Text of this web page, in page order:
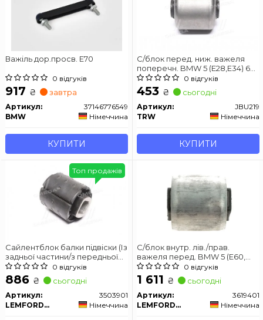
Важіль дор.просв. E70
0 відгуків
917 ₴ завтра
Артикул:
37146776549
BMW
Німеччина
КУПИТИ
С/блок перед. ниж. важеля
поперечн. BMW 5 (E28,E34) 6
(E24), 7 (E32), X3 (E83), X5 (E53)
81-
0 відгуків
453 ₴ сьогодні
Артикул:
JBU219
TRW
Німеччина
КУПИТИ
Сайлентблок балки підвіски (Із
задньої частини/з передньої
сторони) Лів/Прав BMW 5
(E60), 5 (E61), 6 (E63), 6 (E64) 2.0-
5.0 12.01-12.10
0 відгуків
886 ₴ сьогодні
Артикул:
3503901
LEMFORDER
Німеччина
Топ продажів
С/блок внутр. лів./прав.
важеля перед. BMW 5 (E60,
E61) лише 4x4 05-10
0 відгуків
1 611 ₴ сьогодні
Артикул:
3619401
LEMFORDER
Німеччина